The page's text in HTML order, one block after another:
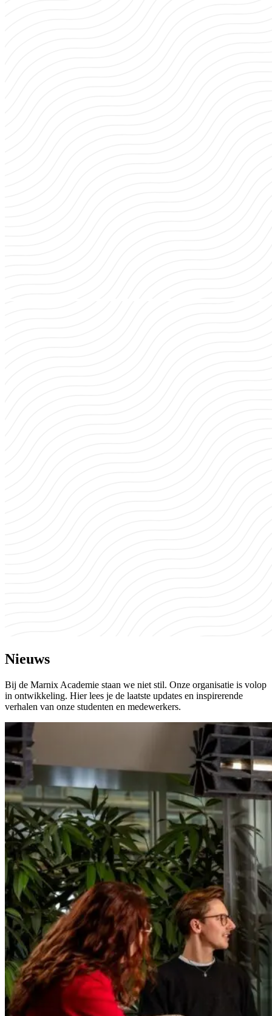
Nieuws
Bij de Marnix Academie staan we niet stil. Onze organisatie is volop
in ontwikkeling. Hier lees je de laatste updates en inspirerende
verhalen van onze studenten en medewerkers.